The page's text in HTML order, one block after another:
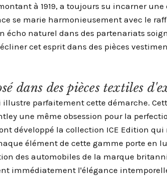
à 1919, a toujours su incarner
se marie harmonieusement avec le
écho naturel dans des partenariats
cet esprit dans des pièces
dans des pièces textiles
illustre parfaitement cette démarche.
une même obsession pour la
développé la collection ICE Edition
élément de cette gamme porte en
des automobiles de la marque
immédiatement l'élégance